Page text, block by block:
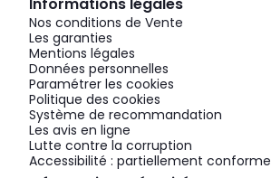
Informations légales
Nos conditions de Vente
Les garanties
Mentions légales
Données personnelles
Paramétrer les cookies
Politique des cookies
Système de recommandation
Les avis en ligne
Lutte contre la corruption
Accessibilité : partiellement conforme